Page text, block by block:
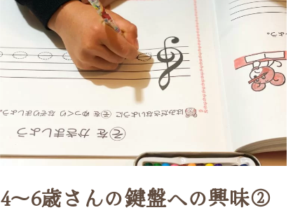
4〜6歳さんの鍵盤への興味②